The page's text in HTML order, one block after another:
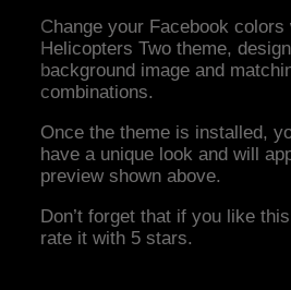
Change your Facebook colors
Helicopters Two theme,
background image and
combinations.
Once the theme is installed,
have a unique look and will
preview shown above.
Don’t forget that if you like
rate it with 5 stars.